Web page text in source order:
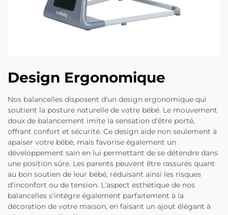
Design Ergonomique
Nos balancelles disposent d'un design ergonomique qui
soutient la posture naturelle de votre bébé. Le mouvement
doux de balancement imite la sensation d'être porté,
offrant confort et sécurité. Ce design aide non seulement à
apaiser votre bébé, mais favorise également un
développement sain en lui permettant de se détendre dans
une position sûre. Les parents peuvent être rassurés quant
au bon soutien de leur bébé, réduisant ainsi les risques
d'inconfort ou de tension. L'aspect esthétique de nos
balancelles s'intègre également parfaitement à la
décoration de votre maison, en faisant un ajout élégant à